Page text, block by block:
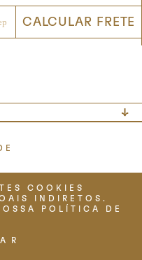
COOKIES
INDIRETOS.
POLÍTICA DE